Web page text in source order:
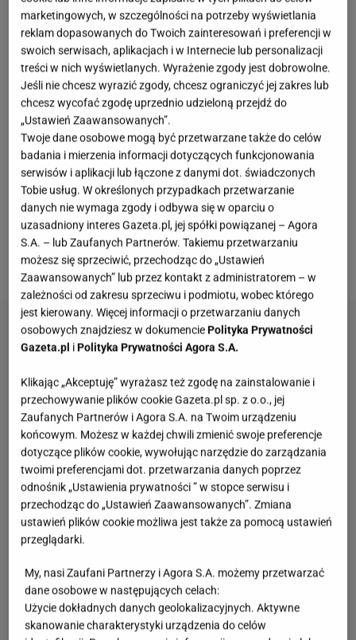
Twoja rodzina powoli ma dość tych samych obiadów
co niedzielę? Spieszymy z pomocą. A właściwie nie
tyle my, co schab po bałkańsku. Przepis jest
naprawdę bardzo łatwy, a lista składników
podpasuje większości Polaków. Znajdziemy tam
paprykę, pomidory, pieczarki, ogórki i cudowne,
delikatne i kruche mięso. Co jest ważne? Najpierw
obsmaż mięso na dużej mocy palnika. Reszta to
pikuś. Nie możesz jednak zapomnieć o przyprawach
- słodka i ostra papryka to podstawa, ale przyda się
też czosnek i suszone oregano. Na samą myśl już mi
cieknie ślinka.
marketingowych, w szczególności na potrzeby wyświetlania
reklam dopasowanych do Twoich zainteresowań i preferencji w
swoich serwisach, aplikacjach i w Internecie lub personalizacji
treści w nich wyświetlanych. Wyrażenie zgody jest dobrowolne.
Jeśli nie chcesz wyrazić zgody, chcesz ograniczyć jej zakres lub
chcesz wycofać zgodę uprzednio udzieloną przejdź do
„Ustawień Zaawansowanych”.
Twoje dane osobowe mogą być przetwarzane także do celów
badania i mierzenia informacji dotyczących funkcjonowania
serwisów i aplikacji lub łączone z danymi dot. świadczonych
Tobie usług. W określonych przypadkach przetwarzanie
danych nie wymaga zgody i odbywa się w oparciu o
uzasadniony interes Gazeta.pl, jej spółki powiązanej – Agora
S.A. – lub Zaufanych Partnerów. Takiemu przetwarzaniu
możesz się sprzeciwić, przechodząc do „Ustawień
Zaawansowanych” lub przez kontakt z administratorem – w
zależności od zakresu sprzeciwu i podmiotu, wobec którego
jest kierowany. Więcej informacji o przetwarzaniu danych
osobowych znajdziesz w dokumenciePolityka Prywatności
Gazeta.pl iPolityka Prywatności Agora S.A.
Klikając „Akceptuję” wyrażasz też zgodę na zainstalowanie i
przechowywanie plików cookie Gazeta.pl sp. z o.o., jej
Zaufanych Partnerów i Agora S.A. na Twoim urządzeniu
końcowym. Możesz w każdej chwili zmienić swoje preferencje
dotyczące plików cookie, wywołując narzędzie do zarządzania
twoimi preferencjami dot. przetwarzania danych poprzez
odnośnik „Ustawienia prywatności ” w stopce serwisu i
przechodząc do „Ustawień Zaawansowanych”. Zmiana
ustawień plików cookie możliwa jest także za pomocą ustawień
przeglądarki.
My, nasi Zaufani Partnerzy i Agora S.A. możemy przetwarzać
dane osobowe w następujących celach:
Użycie dokładnych danych geolokalizacyjnych. Aktywne
skanowanie charakterystyki urządzenia do celów